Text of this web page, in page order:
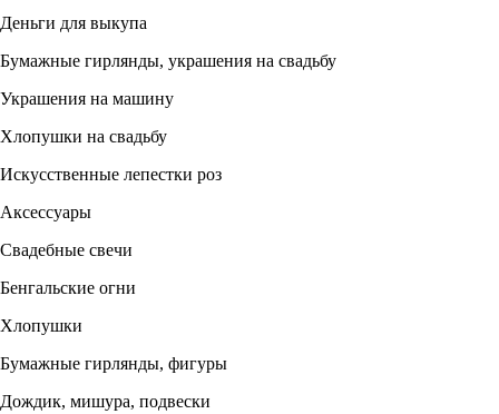
Деньги для выкупа
Бумажные гирлянды, украшения на свадьбу
Украшения на машину
Хлопушки на свадьбу
Искусственные лепестки роз
Аксессуары
Свадебные свечи
Бенгальские огни
Хлопушки
Бумажные гирлянды, фигуры
Дождик, мишура, подвески